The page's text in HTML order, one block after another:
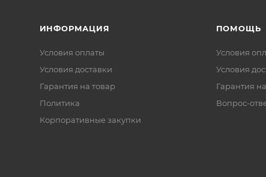
ИНФОРМАЦИЯ
Условия оплаты
Условия доставки
Гарантия на товар
Политика
Корпоративные закупки
ПОМОЩЬ
Условия
Условия
Гарантия
Вопрос-